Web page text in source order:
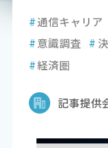
#通信キャリア
#意識調査 #
#経済圏
記事提供